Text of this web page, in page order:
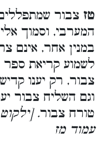
טז צבור
המערבי, וסמוך
במנין אחר, אינם
לשמוע קריאת ספר
צבור, רק יענו
וגם השליח צבור
טורח צבור.
עמוד מז